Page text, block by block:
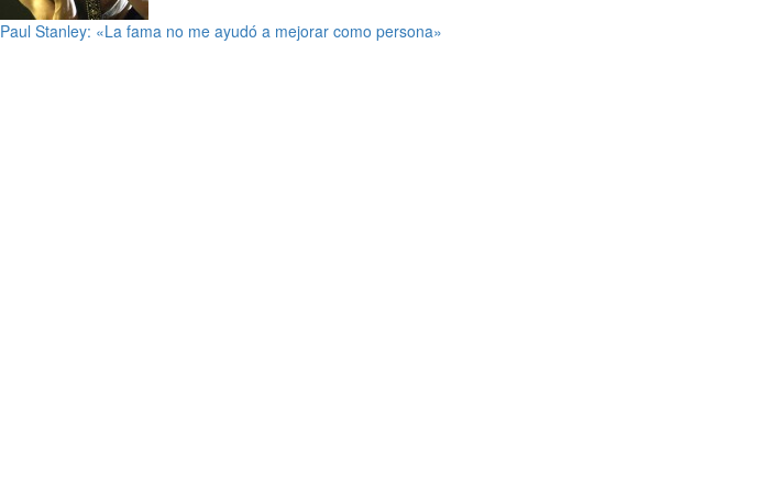
Paul Stanley: «La fama no me ayudó a mejorar como persona»